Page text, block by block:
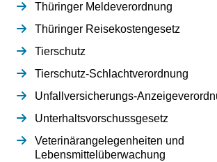
Thüringer Meldeverordnung
Thüringer Reisekostengesetz
Tierschutz
Tierschutz-Schlachtverordnung
Unfallversicherungs-
Unterhaltsvorschussgesetz
Veterinärangelegenheiten und
Lebensmittelüberwachung